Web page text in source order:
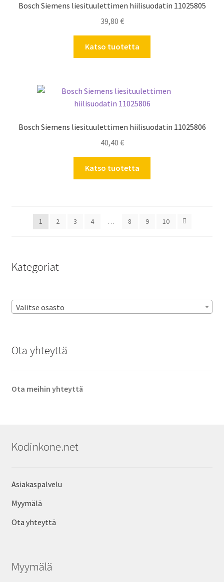
Bosch Siemens liesituulettimen hiilisuodatin 11025805
39,80 €
Katso tuotetta
Bosch Siemens liesituulettimen hiilisuodatin 11025806
40,40 €
Katso tuotetta
1 2 3 4 … 8 9 10
Kategoriat
Valitse osasto
Ota yhteyttä
Ota meihin yhteyttä
Kodinkone.net
Asiakaspalvelu
Myymälä
Ota yhteyttä
Myymälä